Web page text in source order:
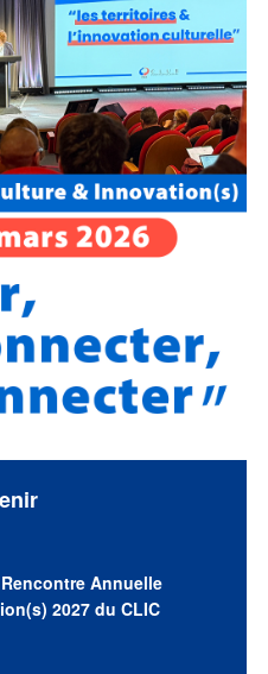
Rencontre Annuelle
2027 du CLIC